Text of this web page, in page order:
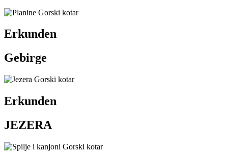
Erkunden
Gebirge
Erkunden
JEZERA